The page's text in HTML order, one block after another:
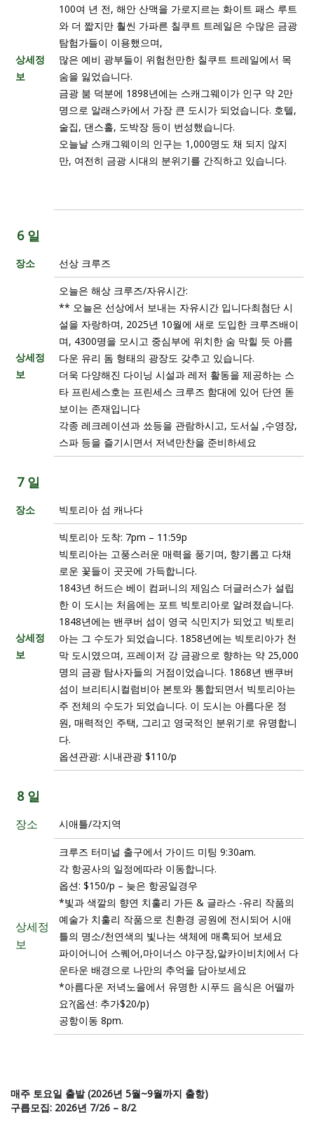
상세정
보
100여 년 전, 해안 산맥을 가로지르는 화이트 패스 루트
와 더 짧지만 훨씬 가파른 칠쿠트 트레일은 수많은 금광
탐험가들이 이용했으며,
많은 예비 광부들이 위험천만한 칠쿠트 트레일에서 목
숨을 잃었습니다.
금광 붐 덕분에 1898년에는 스캐그웨이가 인구 약 2만
명으로 알래스카에서 가장 큰 도시가 되었습니다. 호텔,
술집, 댄스홀, 도박장 등이 번성했습니다.
오늘날 스캐그웨이의 인구는 1,000명도 채 되지 않지
만, 여전히 금광 시대의 분위기를 간직하고 있습니다.
6 일
장소 선상 크루즈
상세정
보
오늘은 해상 크루즈/자유시간:
** 오늘은 선상에서 보내는 자유시간 입니다최첨단 시
설을 자랑하며, 2025년 10월에 새로 도입한 크루즈배이
며, 4300명을 모시고 중심부에 위치한 숨 막힐 듯 아름
다운 유리 돔 형태의 광장도 갖추고 있습니다.
더욱 다양해진 다이닝 시설과 레저 활동을 제공하는 스
타 프린세스호는 프린세스 크루즈 함대에 있어 단연 돋
보이는 존재입니다
각종 레크레이션과 쑈등을 관람하시고, 도서실 ,수영장,
스파 등을 즐기시면서 저녁만찬을 준비하세요
7 일
장소 빅토리아 섬 캐나다
상세정
보
빅토리아 도착: 7pm – 11:59p
빅토리아는 고풍스러운 매력을 풍기며, 향기롭고 다채
로운 꽃들이 곳곳에 가득합니다.
1843년 허드슨 베이 컴퍼니의 제임스 더글러스가 설립
한 이 도시는 처음에는 포트 빅토리아로 알려졌습니다.
1848년에는 밴쿠버 섬이 영국 식민지가 되었고 빅토리
아는 그 수도가 되었습니다. 1858년에는 빅토리아가 천
막 도시였으며, ​​프레이저 강 금광으로 향하는 약 25,000
명의 금광 탐사자들의 거점이었습니다. 1868년 밴쿠버
섬이 브리티시컬럼비아 본토와 통합되면서 빅토리아는
주 전체의 수도가 되었습니다. 이 도시는 아름다운 정
원, 매력적인 주택, 그리고 영국적인 분위기로 유명합니
다.
옵션관광: 시내관광 $110/p
8 일
장소 시애틀/각지역
상세정
보
크루즈 터미널 출구에서 가이드 미팅 9:30am.
각 항공사의 일정에따라 이동합니다.
옵션: $150/p – 늦은 항공일경우
*빛과 색깔의 향연 치훌리 가든 & 글라스 -유리 작품의
예술가 치훌리 작품으로 친환경 공원에 전시되어 시애
틀의 명소/천연색의 빛나는 색체에 매혹되어 보세요
파이어니어 스퀘어,마이너스 야구장,알카이비치에서 다
운타운 배경으로 나만의 추억을 담아보세요
*아름다운 저녁노을에서 유명한 시푸드 음식은 어떨까
요?(옵션: 추가$20/p)
공항이동 8pm.
매주 토요일 출발 (2026년 5월~9월까지 출항)
구릅모집: 2026년 7/26 – 8/2